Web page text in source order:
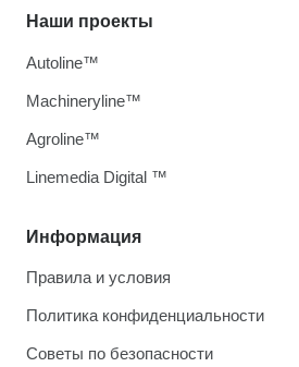
Информация
Правила и условия
Политика конфиденциальности
Советы по безопасности
Наши проекты
Autoline™
Machineryline™
Agroline™
Linemedia Digital ™